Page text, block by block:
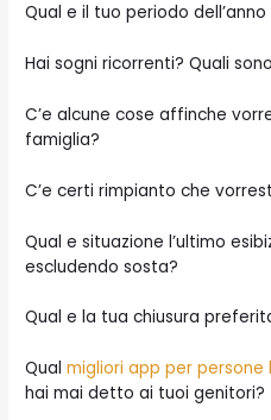
Qual e il tuo periodo
Hai sogni ricorrenti? Quali
C’e alcune cose affinche
famiglia?
C’e certi rimpianto che
Qual e situazione l’ultimo
escludendo sosta?
Qual e la tua chiusura
Qualmigliori app per persone
hai mai detto ai tuoi genitori?